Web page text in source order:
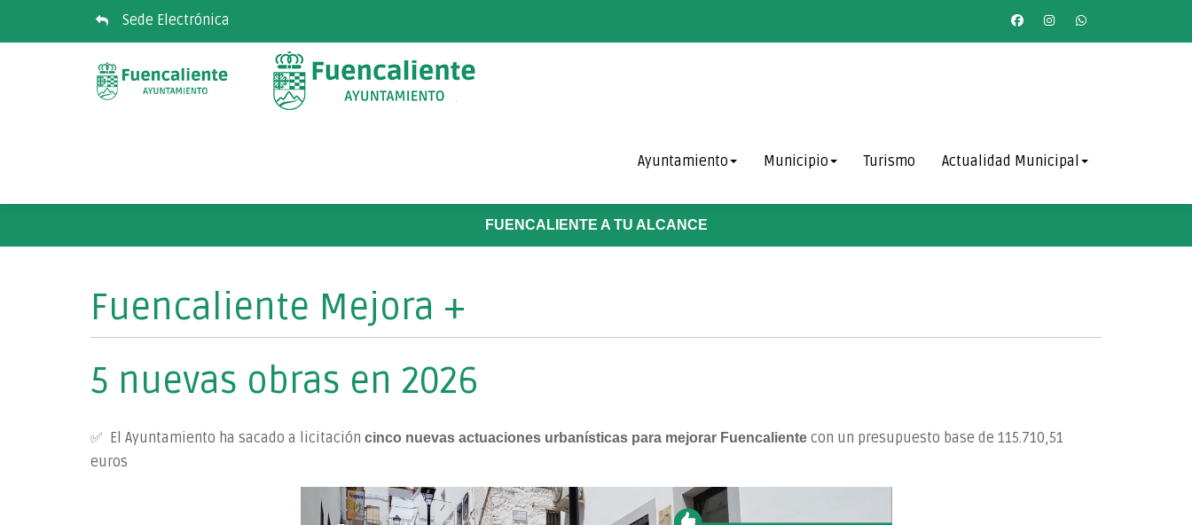
Sede Electrónica
Ayuntamiento Municipio Turismo Actualidad Municipal
FUENCALIENTE A TU ALCANCE
Fuencaliente Mejora +
5 nuevas obras en 2026
✅ El Ayuntamiento ha sacado a licitación cinco nuevas actuaciones urbanísticas para mejorar Fuencaliente con un presupuesto base de 115.710,51
euros